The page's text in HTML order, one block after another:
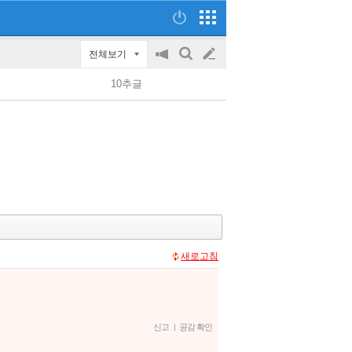
전체보기
공
on/off
검
글
쓰
10추글
새로고침
신고 | 공감 확인